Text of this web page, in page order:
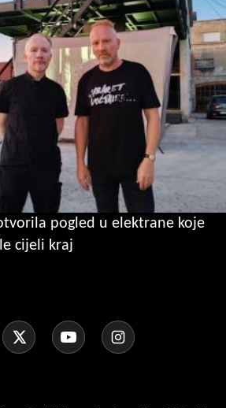
pogled u elektrane koje
cijeli kraj